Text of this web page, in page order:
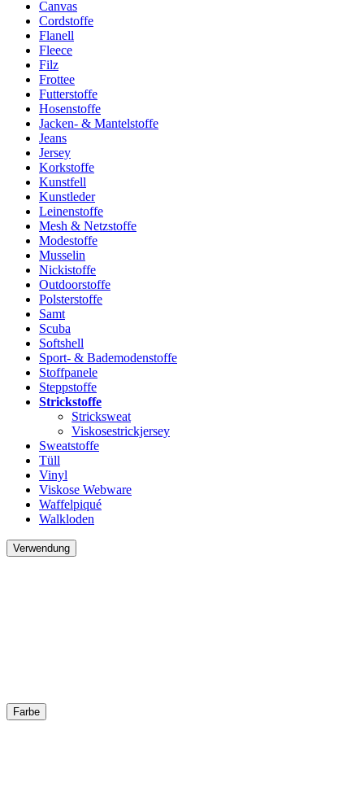
Canvas
Cordstoffe
Flanell
Fleece
Filz
Frottee
Futterstoffe
Hosenstoffe
Jacken- & Mantelstoffe
Jeans
Jersey
Korkstoffe
Kunstfell
Kunstleder
Leinenstoffe
Mesh & Netzstoffe
Modestoffe
Musselin
Nickistoffe
Outdoorstoffe
Polsterstoffe
Samt
Scuba
Softshell
Sport- & Bademodenstoffe
Stoffpanele
Steppstoffe
Strickstoffe
Stricksweat
Viskosestrickjersey
Sweatstoffe
Tüll
Vinyl
Viskose Webware
Waffelpiqué
Walkloden
Verwendung
Farbe